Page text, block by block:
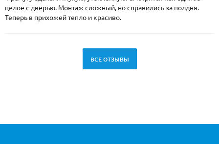
целое с дверью. Монтаж сложный, но справились за полдня.
Теперь в прихожей тепло и красиво.
ВСЕ ОТЗЫВЫ